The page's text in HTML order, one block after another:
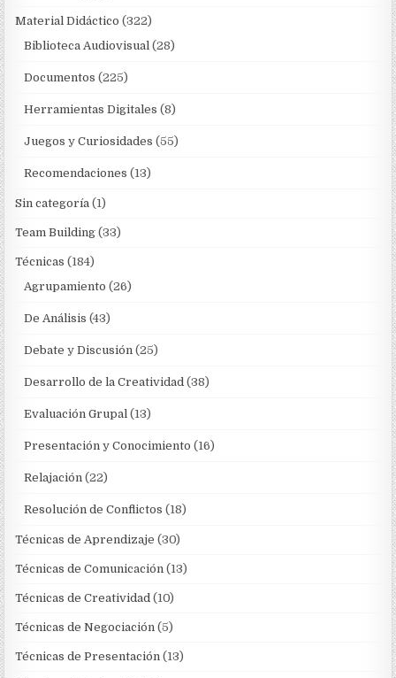
Material Didáctico (322)
Biblioteca Audiovisual (28)
Documentos (225)
Herramientas Digitales (8)
Juegos y Curiosidades (55)
Recomendaciones (13)
Sin categoría (1)
Team Building (33)
Técnicas (184)
Agrupamiento (26)
De Análisis (43)
Debate y Discusión (25)
Desarrollo de la Creatividad (38)
Evaluación Grupal (13)
Presentación y Conocimiento (16)
Relajación (22)
Resolución de Conflictos (18)
Técnicas de Aprendizaje (30)
Técnicas de Comunicación (13)
Técnicas de Creatividad (10)
Técnicas de Negociación (5)
Técnicas de Presentación (13)